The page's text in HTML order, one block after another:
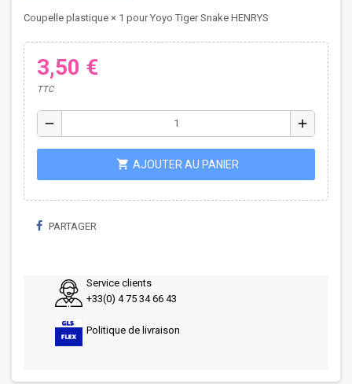
Coupelle plastique × 1 pour Yoyo Tiger Snake HENRYS
3,50 €
TTC
remove add
shopping_cart AJOUTER AU PANIER
PARTAGER
Service clients
+33(0) 4 75 34 66 43
Politique de livraison